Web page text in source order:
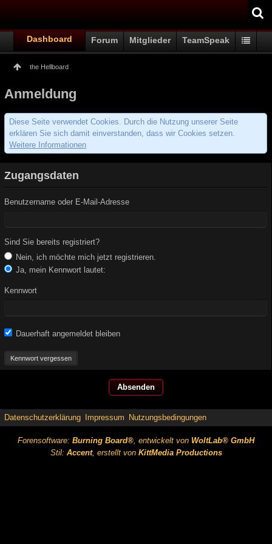
Dashboard Forum Mitglieder TeamSpeak
the Hellboard
Anmeldung
Diese Seite verwendet Cookies. Durch die Nutzung unserer Seite
erklären Sie sich damit einverstanden, dass wir Cookies setzen.
Weitere Informationen
Zugangsdaten
Benutzername oder E-Mail-Adresse
Sind Sie bereits registriert?
Nein, ich möchte mich jetzt registrieren.
Ja, mein Kennwort lautet:
Kennwort
Dauerhaft angemeldet bleiben
Kennwort vergessen
Datenschutzerklärung Impressum Nutzungsbedingungen
Forensoftware: Burning Board®, entwickelt von WoltLab® GmbH
Stil: Accent, erstellt von KittMedia Productions